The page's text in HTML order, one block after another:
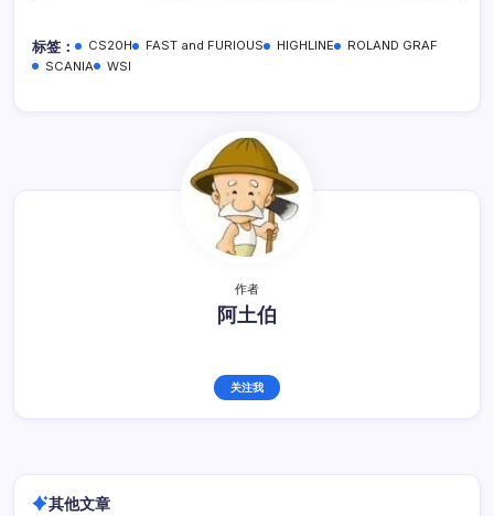
标签： CS20H FAST and FURIOUS HIGHLINE
ROLAND GRAF
SCANIA
WSI
作者
阿土伯
关注我
其他文章